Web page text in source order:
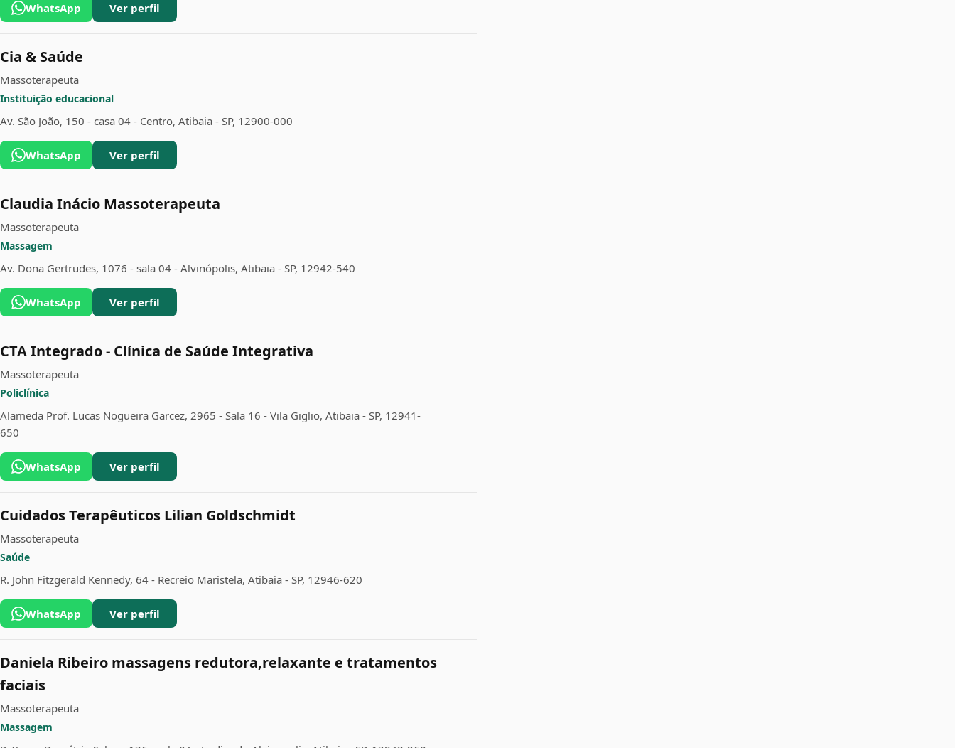
WhatsApp Ver perfil
Cia & Saúde
Massoterapeuta
Instituição educacional
Av. São João, 150 - casa 04 - Centro, Atibaia - SP, 12900-000
WhatsApp Ver perfil
Claudia Inácio Massoterapeuta
Massoterapeuta
Massagem
Av. Dona Gertrudes, 1076 - sala 04 - Alvinópolis, Atibaia - SP, 12942-540
WhatsApp Ver perfil
CTA Integrado - Clínica de Saúde Integrativa
Massoterapeuta
Policlínica
Alameda Prof. Lucas Nogueira Garcez, 2965 - Sala 16 - Vila Giglio, Atibaia - SP, 12941-
650
WhatsApp Ver perfil
Cuidados Terapêuticos Lilian Goldschmidt
Massoterapeuta
Saúde
R. John Fitzgerald Kennedy, 64 - Recreio Maristela, Atibaia - SP, 12946-620
WhatsApp Ver perfil
Daniela Ribeiro massagens redutora,relaxante e tratamentos
faciais
Massoterapeuta
Massagem